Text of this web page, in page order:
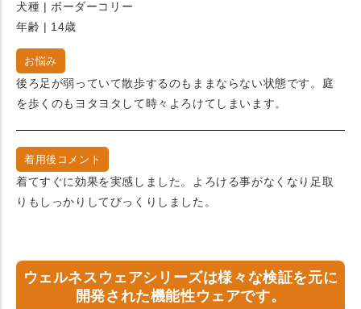
犬種 | ボーダーコリー
年齢 | 14歳
お悩み
後ろ足が弱っていて散歩するのもままならない状態です。庭
を歩くのもヨタヨタして時々よろけてしまいます。
着用後コメント
着てすぐに効果を実感しました。よろける事がなくなり足取
りもしっかりしてびっくりしました。
ウェルネスウェアシリーズは様々な検証を元に
開発された機能性ウェアです。